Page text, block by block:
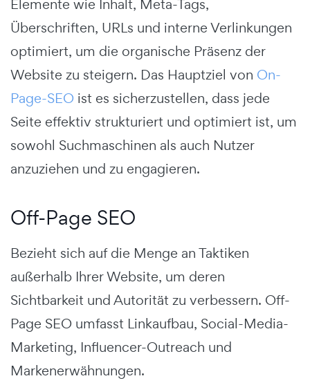
Elemente wie Inhalt, Meta-Tags,
Überschriften, URLs und interne Verlinkungen
optimiert, um die organische Präsenz der
Website zu steigern. Das Hauptziel von On-
Page-SEO ist es sicherzustellen, dass jede
Seite effektiv strukturiert und optimiert ist, um
sowohl Suchmaschinen als auch Nutzer
anzuziehen und zu engagieren.
Off-Page SEO
Bezieht sich auf die Menge an Taktiken
außerhalb Ihrer Website, um deren
Sichtbarkeit und Autorität zu verbessern. Off-
Page SEO umfasst Linkaufbau, Social-Media-
Marketing, Influencer-Outreach und
Markenerwähnungen.